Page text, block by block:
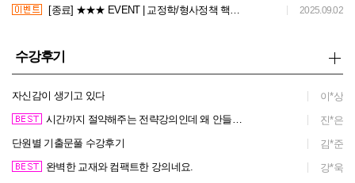
[종료] ★★★ EVENT | 교정학/형사정책 핵심·지문·총정리 OX 강좌 및 이벤트 안내 (*개강 LIVE 진행 예정) 2025.09.02
수강후기
자신감이 생기고 있다
이*상
시간까지 절약해주는 전략강의인데 왜 안들어??
진*은
단원별 기출문풀 수강후기
김*준
완벽한 교재와 컴팩트한 강의네요.
강*욱